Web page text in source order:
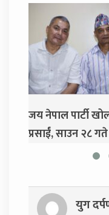
शम्शेर र दुर्गा
आयोग जाने
युग